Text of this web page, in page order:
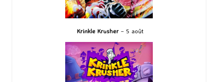
Krinkle Krusher – 5 août